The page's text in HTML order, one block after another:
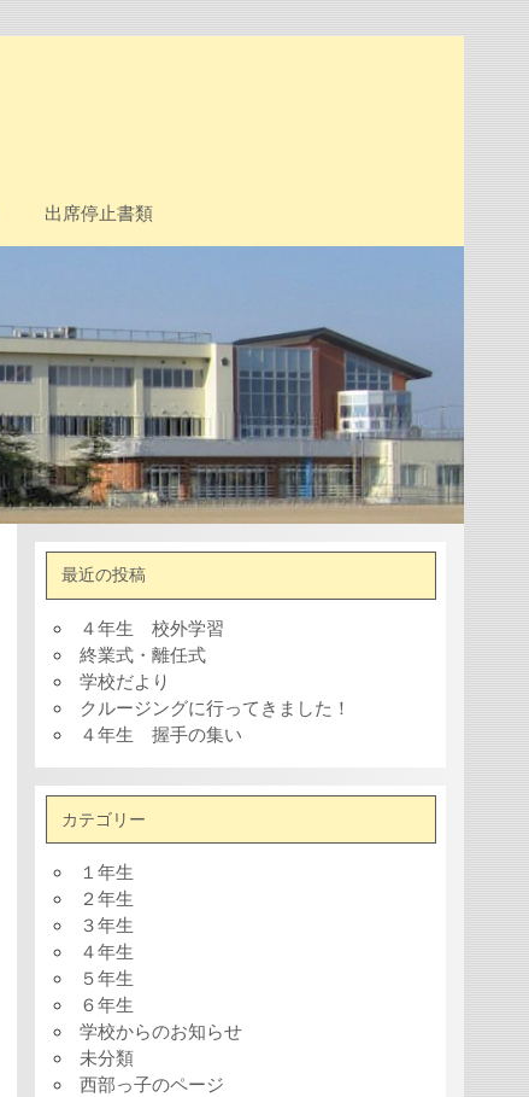
出席停止書類
最近の投稿
４年生 校外学習
終業式・離任式
学校だより
クルージングに行ってきました！
４年生 握手の集い
カテゴリー
１年生
２年生
３年生
４年生
５年生
６年生
学校からのお知らせ
未分類
西部っ子のページ